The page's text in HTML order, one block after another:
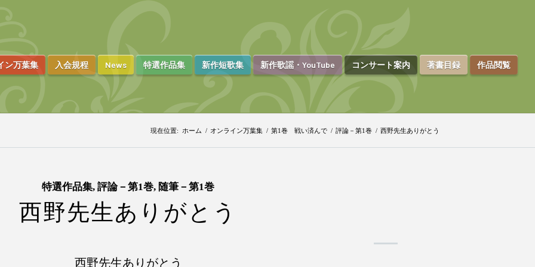
ン万葉集 入会規程 News 特選作品集 新作短歌集 新作歌謡・YouTube コンサート案内 著書目録 作品閲覧
現在位置: ホーム / オンライン万葉集 / 第1巻 戦い済んで / 評論－第1巻 / 西野先生ありがとう
特選作品集,評論－第1巻, 随筆－第1巻
西野先生ありがとう
西野先生ありがとう